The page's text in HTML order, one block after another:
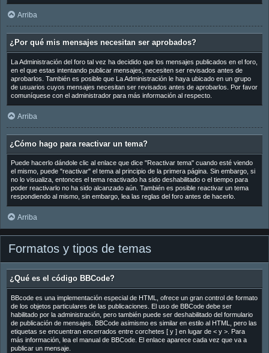
Arriba
¿Por qué mis mensajes necesitan ser aprobados?
La Administración del foro tal vez ha decidido que los mensajes publicados en el foro,
en el que estas intentando publicar mensajes, necesiten ser revisados antes de
aprobarlos. También es posible que La Administración le haya ubicado en un grupo
de usuarios cuyos mensajes necesitan ser revisados antes de aprobarlos. Por favor
comuníquese con el administrador para más información al respecto.
Arriba
¿Cómo hago para reactivar un tema?
Puede hacerlo dándole clic al enlace que dice "Reactivar tema" cuando esté viendo
el mismo, puede "reactivar" el tema al principio de la primera página. Sin embargo, si
no lo visualiza, entonces el tema reactivado ha sido deshabilitado o el tiempo para
poder reactivarlo no ha sido alcanzado aún. También es posible reactivar un tema
respondiendo al mismo, sin embargo, lea las reglas del foro antes de hacerlo.
Arriba
Formatos y tipos de temas
¿Qué es el código BBCode?
BBcode es una implementación especial de HTML, ofrece un gran control de formato
de los objetos particulares de las publicaciones. El uso de BBCode debe ser
habilitado por la administración, pero también puede ser deshabilitado del formulario
de publicación de mensajes. BBCode asimismo es similar en estilo al HTML, pero las
etiquetas se encuentran encerrados entre corchetes [ y ] en lugar de < y >. Para
más información, lea el manual de BBCode. El enlace aparece cada vez que va a
publicar un mensaje.